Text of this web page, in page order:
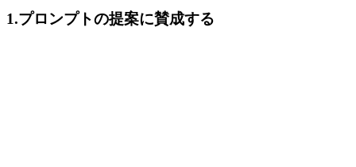
1.プロンプトの提案に賛成する